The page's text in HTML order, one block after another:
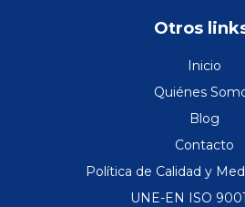
Otros
Inicio
Quiénes
Blog
Contacto
Política de Calidad y
UNE-EN ISO